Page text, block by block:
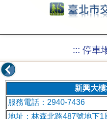
::: 停車
新興大
服務電話：2940-7436
地址：林森北路487號地下1